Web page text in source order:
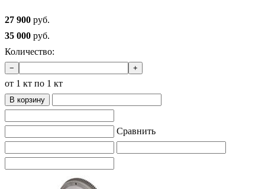
27 900 руб.
35 000 руб.
Количество:
− +
от 1 кт по 1 кт
В корзину
Сравнить